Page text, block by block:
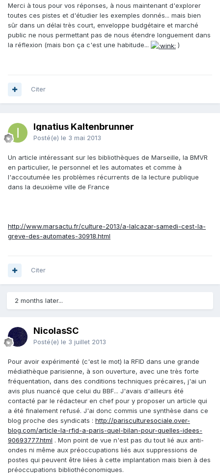
Merci à tous pour vos réponses, à nous maintenant d'explorer
toutes ces pistes et d'étudier les exemples donnés... mais bien
sûr dans un délai très court, enveloppe budgétaire et marché
public ne nous permettant pas de nous étendre longuement dans
la réflexion (mais bon ça c'est une habitude...
)
Citer
Ignatius Kaltenbrunner
Posté(e) le 3 mai 2013
Un article intéressant sur les bibliothèques de Marseille, la BMVR
en particulier, le personnel et les automates et comme à
l'accoutumée les problèmes récurrents de la lecture publique
dans la deuxième ville de France
http://www.marsactu.fr/culture-2013/a-lalcazar-samedi-cest-la-
greve-des-automates-30918.html
Citer
2 months later...
NicolasSC
Posté(e) le 3 juillet 2013
Pour avoir expérimenté (c'est le mot) la RFID dans une grande
médiathèque parisienne, à son ouverture, avec une très forte
fréquentation, dans des conditions techniques précaires, j'ai un
avis plus nuancé que celui du BBF... J'avais d'ailleurs été
contacté par le rédacteur en chef pour y proposer un article qui
a été finalement refusé. J'ai donc commis une synthèse dans ce
blog proche des syndicats : http://parisculturesociale.over-
blog.com/article-la-rfid-a-paris-quel-bilan-pour-quelles-idees-
90693777.html . Mon point de vue n'est pas du tout lié aux anti-
ondes ni même aux préoccupations liés aux suppressions de
postes qui peuvent être liées à cette implantation mais bien à des
préoccupations bibliothéconomiques.